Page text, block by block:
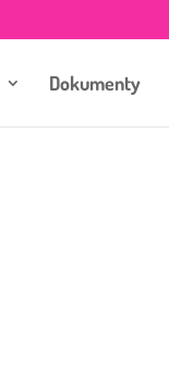
Dokumenty